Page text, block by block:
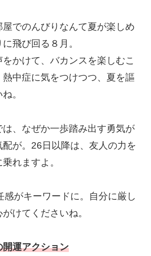
でのんびりなんて夏が楽しめ
飛び回る８月。
かけて、バカンスを楽しむこ
熱中症に気をつけつつ、夏を謳
。
は、なぜか一歩踏み出す勇気が
が。26日以降は、友人の力を
れますよ。
感がキーワードに。自分に厳し
けてくださいね。
運アクション